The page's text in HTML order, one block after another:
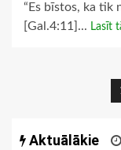
“Es bīstos, ka tik
[Gal.4:11]... Lasīt
Aktuālākie